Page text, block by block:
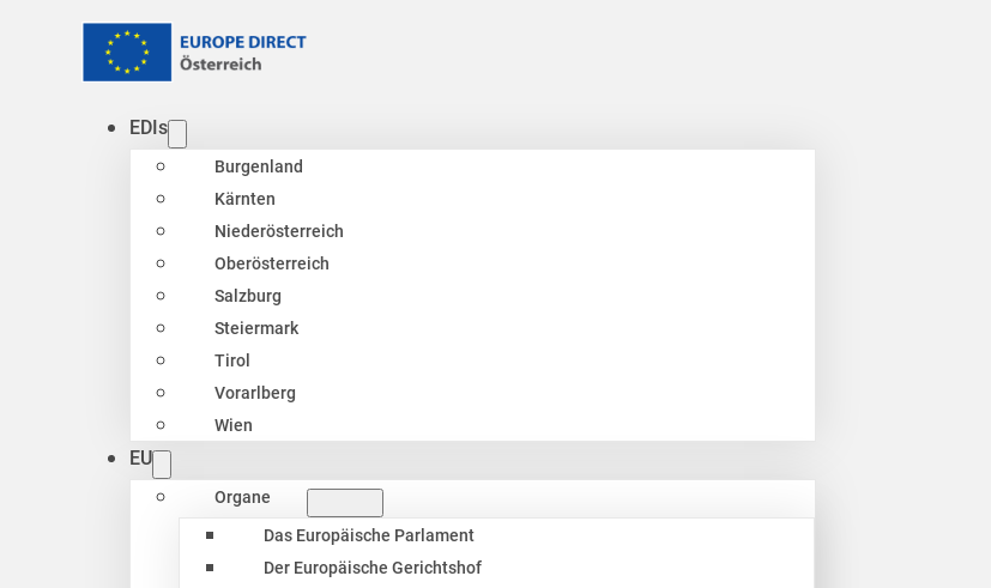
EDIs
Burgenland
Kärnten
Niederösterreich
Oberösterreich
Salzburg
Steiermark
Tirol
Vorarlberg
Wien
EU
Organe
Das Europäische Parlament
Der Europäische Gerichtshof